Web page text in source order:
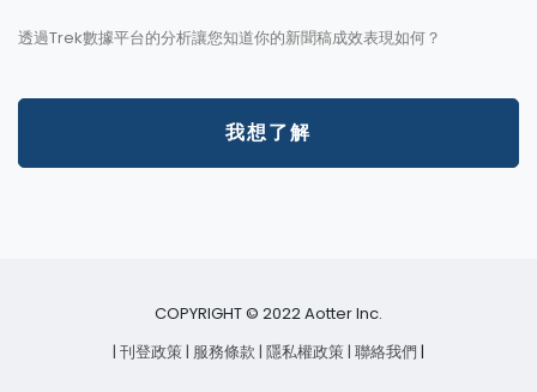
透過Trek數據平台的分析讓您知道你的新聞稿成效表現如何？
我想了解
COPYRIGHT © 2022 Aotter Inc.
| 刊登政策| 服務條款| 隱私權政策| 聯絡我們 |